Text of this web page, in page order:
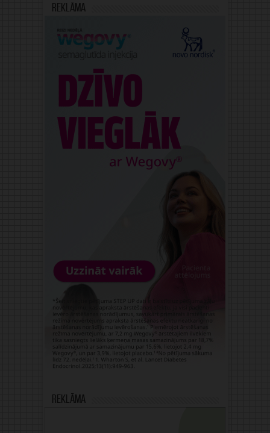
Reklāma
Reklāma